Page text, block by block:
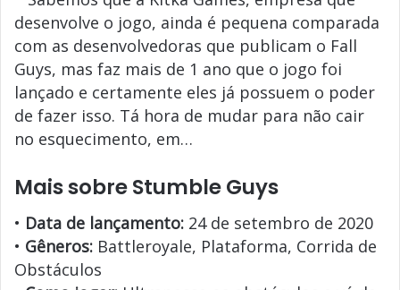
desenvolve o jogo, ainda é pequena comparada
com as desenvolvedoras que publicam o Fall
Guys, mas faz mais de 1 ano que o jogo foi
lançado e certamente eles já possuem o poder
de fazer isso. Tá hora de mudar para não cair
no esquecimento, em…
Mais sobre Stumble Guys
• Data de lançamento: 24 de setembro de 2020
• Gêneros: Battleroyale, Plataforma, Corrida de
Obstáculos